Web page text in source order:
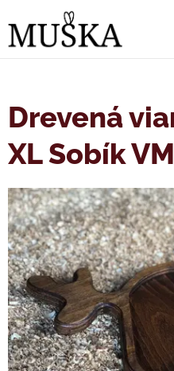
Drevená
XL Sobík